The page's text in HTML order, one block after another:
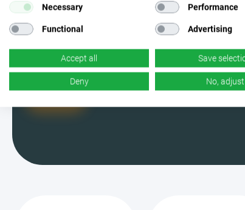
بين الحملات الأكثر فعالية. نعم، قرأت
ذلك بشكل صحيح - لدينا الكثير منها.
أنا معكم
Necessary Performance
Functional Advertising
Accept all Save
Deny No, adjust